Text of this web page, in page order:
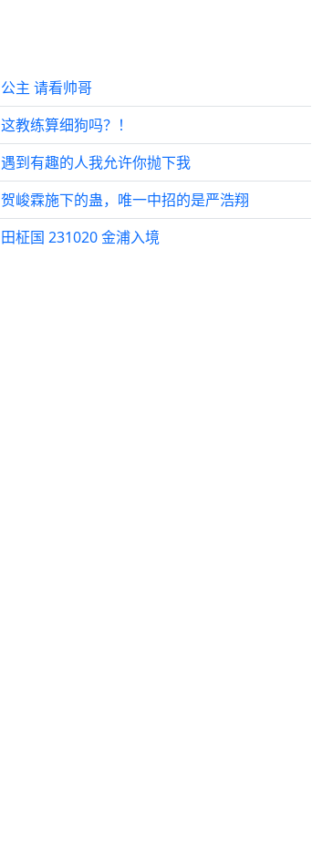
公主 请看帅哥
这教练算细狗吗？！
遇到有趣的人我允许你抛下我
贺峻霖施下的蛊，唯一中招的是严浩翔
田柾国 231020 金浦入境